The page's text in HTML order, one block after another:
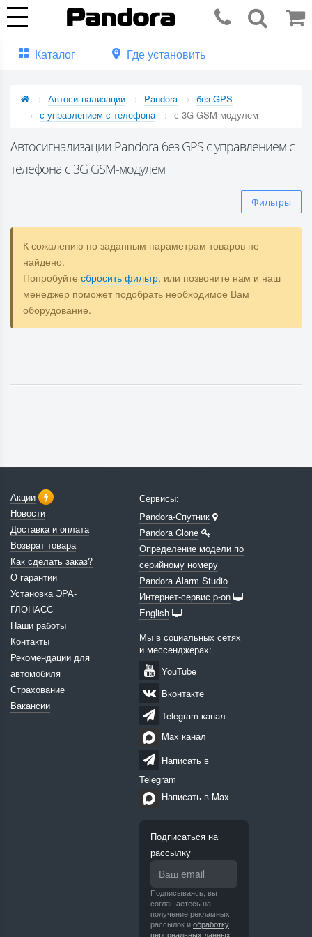
Каталог Где установить
Автосигнализации Pandora
без GPS
с управлением с телефона
с 3G GSM-модулем
Автосигнализации Pandora без GPS с управлением с
телефона с 3G GSM-модулем
Фильтры
К сожалению по заданным параметрам товаров не
найдено.
Попробуйте сбросить фильтр, или позвоните нам и наш
менеджер поможет подобрать необходимое Вам
оборудование.
Акции
Новости
Доставка и оплата
Возврат товара
Как сделать заказ?
О гарантии
Установка ЭРА-
ГЛОНАСС
Наши работы
Контакты
Рекомендации для
автомобиля
Страхование
Вакансии
Сервисы:
Pandora-Спутник
Pandora Clone
Определение модели по
серийному номеру
Pandora Alarm Studio
Интернет-сервис p-on
English
Мы в социальных сетях
и мессенджерах:
YouTube
Вконтакте
Telegram канал
Max канал
Написать в
Telegram
Написать в Max
Подписаться на
рассылку
Подписываясь, вы
соглашаетесь на
получение рекламных
рассылок иобработку
персональных данных